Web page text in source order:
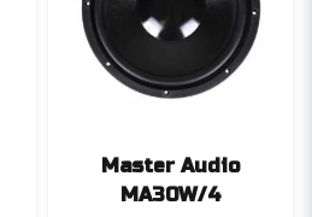
Master Audio
MA30W/4